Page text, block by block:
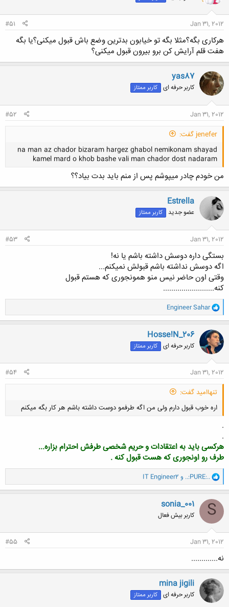
Jan 31, 2012
#51
هرکاری بگه؟مثلا بگه تو خیابون بدترین وضع باش قبول میکنی؟یا بگه
هفت قلم آرایش کن برو بیرون قبول میکنی؟
yas87
کاربر حرفه ای کاربر ممتاز
Jan 31, 2012
#52
jenefer گفت:
na man az chador bizaram hargez ghabol nemikonam shayad
kamel mard o khob bashe vali man chador dost nadaram
کلیک کنید تا باز شود...
من خودم چادر میپوشم پس از منم باید بدت بیاد؟؟
Estrella
عضو جدید کاربر ممتاز
Jan 31, 2012
#53
بستگی داره دوسش داشته باشم یا نه!
اگه دوسش نداشته باشم قبولش نمیکنم...
وقتی اون حاضر نیس منو همونجوری که هستم قبول
کنه.........................
و
ا
ک
ن
ش
ه
ا
Engineer Sahar
Hosse!N_206
کاربر حرفه ای کاربر ممتاز
Jan 31, 2012
#54
تنهاامید گفت:
اره خوب قبول دارم ولی من اگه طرفمو دوست داشته باشم هر کار بگه میکنم
کلیک کنید تا باز شود...
.
.
هرکسی باید به اعتقادات و حریم شخصی طرفش احترام بزاره...
طرف رو اونجوری که هست قبول کنه .
ا
ک
ن
ش
ه
ا
..:PURE:.. و IT Engineer2
S
sonia_001
کاربر بیش فعال
Jan 31, 2012
#55
نه.............
mina jigili
کاربر حرفه ای کاربر ممتاز